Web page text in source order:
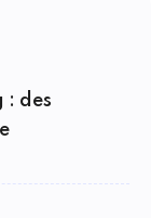
: des